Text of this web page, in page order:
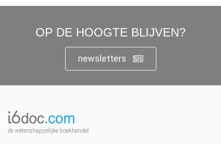
OP DE HOOGTE BLIJVEN?
newsletters
de wetenshappelijke boekhandel